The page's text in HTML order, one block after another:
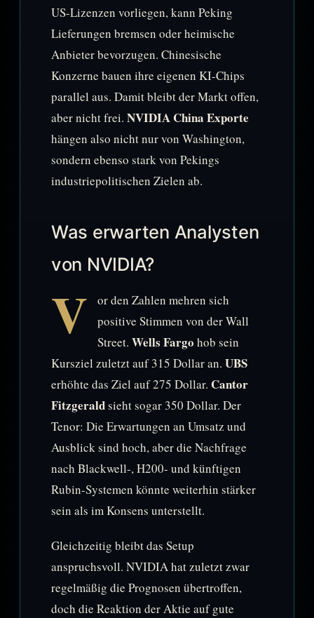
US-Lizenzen vorliegen, kann Peking
Lieferungen bremsen oder heimische
Anbieter bevorzugen. Chinesische
Konzerne bauen ihre eigenen KI-Chips
parallel aus. Damit bleibt der Markt offen,
aber nicht frei. NVIDIA China Exporte
hängen also nicht nur von Washington,
sondern ebenso stark von Pekings
industriepolitischen Zielen ab.
Was erwarten Analysten
von NVIDIA?
V
or den Zahlen mehren sich
positive Stimmen von der Wall
Street. Wells Fargo hob sein
Kursziel zuletzt auf 315 Dollar an. UBS
erhöhte das Ziel auf 275 Dollar. Cantor
Fitzgeraldsieht sogar 350 Dollar. Der
Tenor: Die Erwartungen an Umsatz und
Ausblick sind hoch, aber die Nachfrage
nach Blackwell-, H200- und künftigen
Rubin-Systemen könnte weiterhin stärker
sein als im Konsens unterstellt.
Gleichzeitig bleibt das Setup
anspruchsvoll. NVIDIA hat zuletzt zwar
regelmäßig die Prognosen übertroffen,
doch die Reaktion der Aktie auf gute